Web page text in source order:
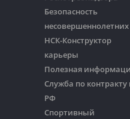
Безопасность
несовершеннолетних
НСК-Конструктор
карьеры
Полезная
Служба по контракту
РФ
Спортивный